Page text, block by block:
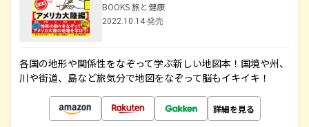
BOOKS 旅と健康
2022.10.14 発売
各国の地形や関係性をなぞって学ぶ新しい地図本！国境や州、
川や街道、島など旅気分で地図をなぞって脳もイキイキ！
詳細を見る